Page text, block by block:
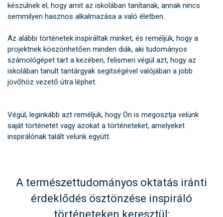
készülnek el; hogy amit az iskolában tanítanak, annak nincs
semmilyen hasznos alkalmazása a való életben.
Az alábbi történetek inspiráltak minket, és reméljük, hogy a
projektnek köszönhetően minden diák, aki tudományos
számológépet tart a kezében, felismeri végül azt, hogy az
iskolában tanult tantárgyak segítségével valójában a jobb
jövőhöz vezető útra léphet.
Végül, leginkább azt reméljük, hogy Ön is megosztja velünk
saját történetét vagy azokat a történeteket, amelyeket
inspirálónak talált velünk együtt.
A természettudományos oktatás iránti
érdeklődés ösztönzése inspiráló
történeteken keresztül: